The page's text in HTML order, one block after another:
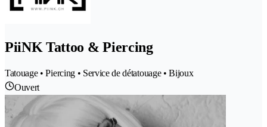
PiiNK Tattoo & Piercing
Tatouage • Piercing • Service de détatouage • Bijoux
Ouvert